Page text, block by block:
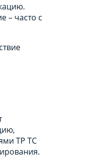
– часто с
ТР ТС